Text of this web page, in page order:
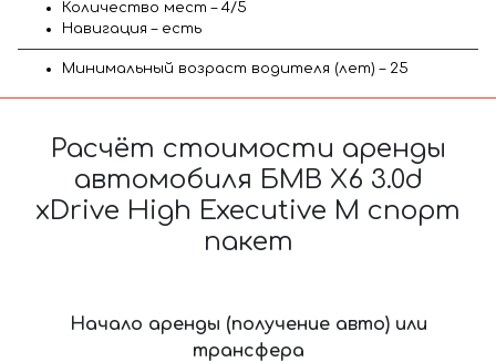
Количество мест – 4/5
Навигация – есть
Минимальный возраст водителя (лет) – 25
Расчёт стоимости аренды
автомобиля БМВ X6 3.0d
xDrive High Executive M спорт
пакет
Начало аренды (получение авто) или
трансфера